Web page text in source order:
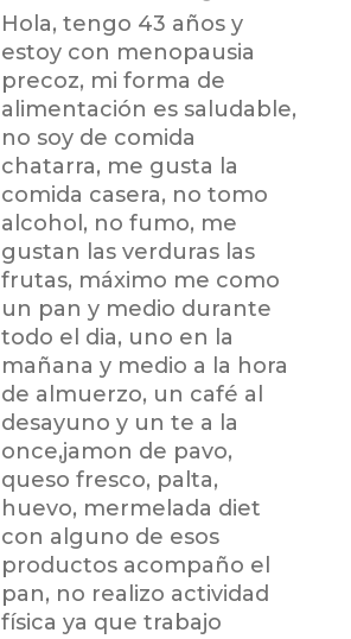
Hola, tengo 43 años y
estoy con menopausia
precoz, mi forma de
alimentación es saludable,
no soy de comida
chatarra, me gusta la
comida casera, no tomo
alcohol, no fumo, me
gustan las verduras las
frutas, máximo me como
un pan y medio durante
todo el dia, uno en la
mañana y medio a la hora
de almuerzo, un café al
desayuno y un te a la
once,jamon de pavo,
queso fresco, palta,
huevo, mermelada diet
con alguno de esos
productos acompaño el
pan, no realizo actividad
física ya que trabajo